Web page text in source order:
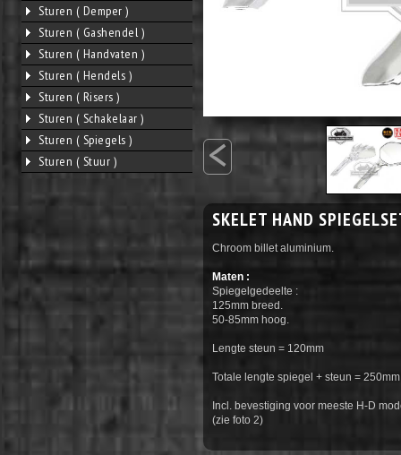
Sturen ( Demper )
Sturen ( Gashendel )
Sturen ( Handvaten )
Sturen ( Hendels )
Sturen ( Risers )
Sturen ( Schakelaar )
Sturen ( Spiegels )
Sturen ( Stuur )
<
SKELET HAND
Chroom billet aluminium.
Maten :
Spiegelgedeelte :
125mm breed.
50-85mm hoog.
Lengte steun = 120mm
Totale lengte spiegel + steun = 250mm
Incl. bevestiging voor meeste H-D
(zie foto 2)